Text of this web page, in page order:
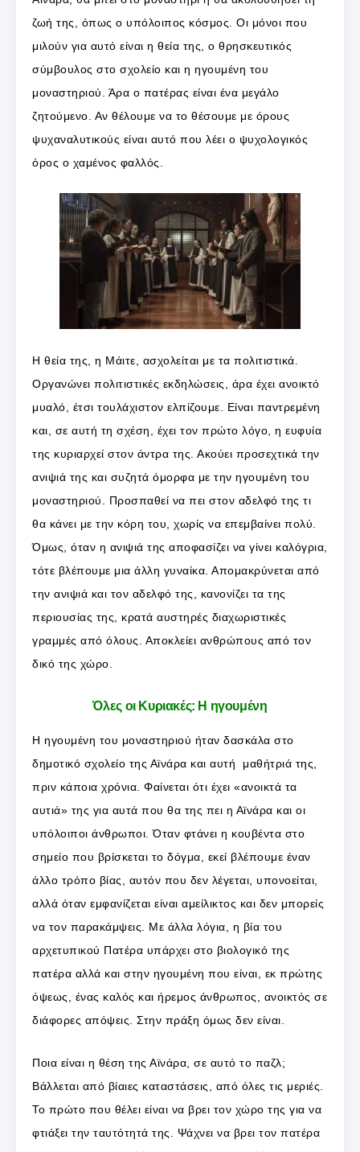
ζωή της, όπως ο υπόλοιπος κόσμος. Οι μόνοι που
μιλούν για αυτό είναι η θεία της, ο θρησκευτικός
σύμβουλος στο σχολείο και η ηγουμένη του
μοναστηριού. Άρα ο πατέρας είναι ένα μεγάλο
ζητούμενο. Αν θέλουμε να το θέσουμε με όρους
ψυχαναλυτικούς είναι αυτό που λέει ο ψυχολογικός
όρος ο χαμένος φαλλός.
Η θεία της, η Μάιτε, ασχολείται με τα πολιτιστικά.
Οργανώνει πολιτιστικές εκδηλώσεις, άρα έχει ανοικτό
μυαλό, έτσι τουλάχιστον ελπίζουμε. Είναι παντρεμένη
και, σε αυτή τη σχέση, έχει τον πρώτο λόγο, η ευφυία
της κυριαρχεί στον άντρα της. Ακούει προσεχτικά την
ανιψιά της και συζητά όμορφα με την ηγουμένη του
μοναστηριού. Προσπαθεί να πει στον αδελφό της τι
θα κάνει με την κόρη του, χωρίς να επεμβαίνει πολύ.
Όμως, όταν η ανιψιά της αποφασίζει να γίνει καλόγρια,
τότε βλέπουμε μια άλλη γυναίκα. Απομακρύνεται από
την ανιψιά και τον αδελφό της, κανονίζει τα της
περιουσίας της, κρατά αυστηρές διαχωριστικές
γραμμές από όλους. Αποκλείει ανθρώπους από τον
δικό της χώρο.
Όλες οι Κυριακές: Η ηγουμένη
Η ηγουμένη του μοναστηριού ήταν δασκάλα στο
δημοτικό σχολείο της Αϊνάρα και αυτή μαθήτριά της,
πριν κάποια χρόνια. Φαίνεται ότι έχει «ανοικτά τα
αυτιά» της για αυτά που θα της πει η Αϊνάρα και οι
υπόλοιποι άνθρωποι. Όταν φτάνει η κουβέντα στο
σημείο που βρίσκεται το δόγμα, εκεί βλέπουμε έναν
άλλο τρόπο βίας, αυτόν που δεν λέγεται, υπονοείται,
αλλά όταν εμφανίζεται είναι αμείλικτος και δεν μπορείς
να τον παρακάμψεις. Με άλλα λόγια, η βία του
αρχετυπικού Πατέρα υπάρχει στο βιολογικό της
πατέρα αλλά και στην ηγουμένη που είναι, εκ πρώτης
όψεως, ένας καλός και ήρεμος άνθρωπος, ανοικτός σε
διάφορες απόψεις. Στην πράξη όμως δεν είναι.
Ποια είναι η θέση της Αϊνάρα, σε αυτό το παζλ;
Βάλλεται από βίαιες καταστάσεις, από όλες τις μεριές.
Το πρώτο που θέλει είναι να βρει τον χώρο της για να
φτιάξει την ταυτότητά της. Ψάχνει να βρει τον πατέρα